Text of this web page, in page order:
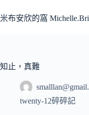
至
容
米布安欣的窩
知止，真難
twenty-12碎碎記